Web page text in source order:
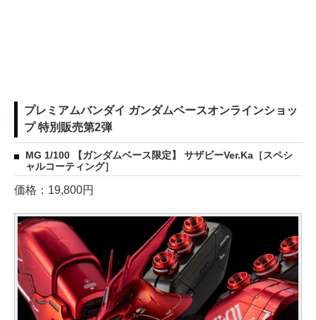
プレミアムバンダイ ガンダムベースオンラインショッ
プ 特別販売第2弾
MG 1/100 【ガンダムベース限定】 サザビーVer.Ka［スペシ
ャルコーティング］
価格：19,800円